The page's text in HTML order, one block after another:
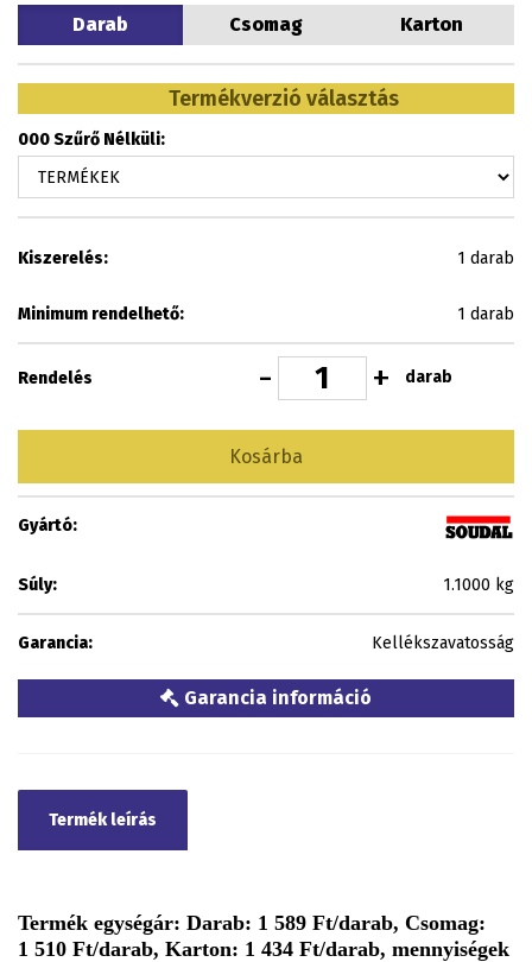
Darab Csomag Karton
Termékverzió választás
000 Szűrő Nélküli:
Kiszerelés: 1 darab
Minimum rendelhető: 1 darab
Rendelés - + darab
Kosárba
Gyártó:
Súly: 1.1000 kg
Garancia: Kellékszavatosság
Garancia információ
Termék leírás
Termék egységár: Darab: 1 589 Ft/darab, Csomag:
1 510 Ft/darab, Karton: 1 434 Ft/darab, mennyiségek